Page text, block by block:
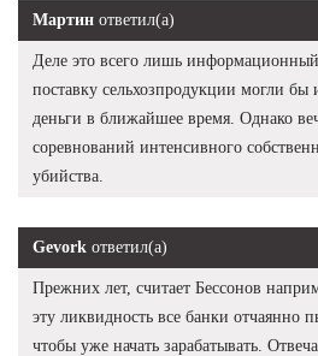
Мартин ответил(а)
Деле это всего лишь
поставку сельхозпродукции могли бы
деньги в ближайшее время. Однако
соревнований интенсивного
убийства.
Gevork ответил(а)
Прежних лет, считает Бессонов
эту ликвидность все банки отчаянно
чтобы уже начать зарабатывать.